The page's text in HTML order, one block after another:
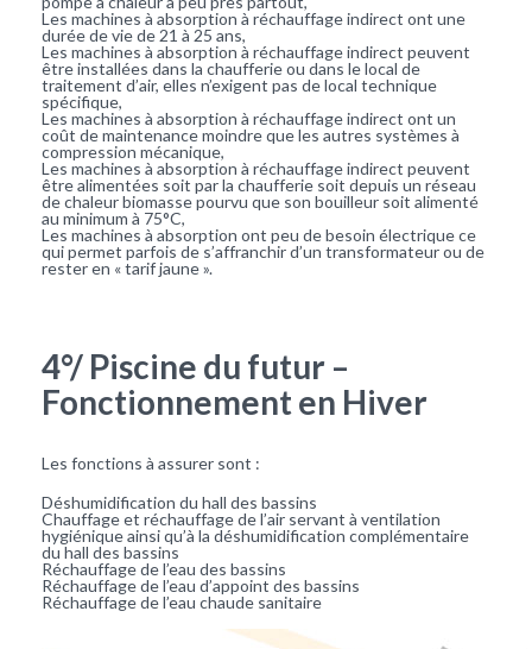
Les machines à absorption à réchauffage indirect ont une
durée de vie de 21 à 25 ans,
Les machines à absorption à réchauffage indirect peuvent
être installées dans la chaufferie ou dans le local de
traitement d’air, elles n’exigent pas de local technique
spécifique,
Les machines à absorption à réchauffage indirect ont un
coût de maintenance moindre que les autres systèmes à
compression mécanique,
Les machines à absorption à réchauffage indirect peuvent
être alimentées soit par la chaufferie soit depuis un réseau
de chaleur biomasse pourvu que son bouilleur soit alimenté
au minimum à 75°C,
Les machines à absorption ont peu de besoin électrique ce
qui permet parfois de s’affranchir d’un transformateur ou de
rester en « tarif jaune ».
4°/ Piscine du futur –
Fonctionnement en Hiver
Les fonctions à assurer sont :
Déshumidification du hall des bassins
Chauffage et réchauffage de l’air servant à ventilation
hygiénique ainsi qu’à la déshumidification complémentaire
du hall des bassins
Réchauffage de l’eau des bassins
Réchauffage de l’eau d’appoint des bassins
Réchauffage de l’eau chaude sanitaire